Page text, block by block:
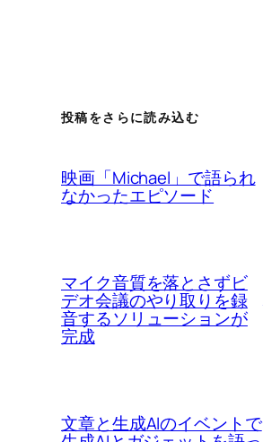
投稿をさらに読み込む
映画「Michael」で語られ
なかったエピソード
マイク音質を落とさずビ
デオ会議のやり取りを録
音するソリューションが
完成
文章と生成AIのイベントで